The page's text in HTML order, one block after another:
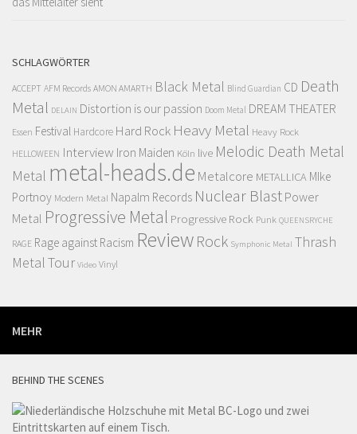
SCHLAGWÖRTER
ACCEPT AFM Records AMON AMARTH Black Metal Blind Guardian CD Death
Metal DELAIN Distortion is our passion Doom Metal DREAM THEATER
Essen Festival Hardcore Hard Rock Heavy Metal Heavy Rock
HELLOWEEN Interview Iron Maiden Köln live Melodic Death Metal
Metal metal-heads.de Metalcore METALLICA MIke
Portnoy Modern Metal Napalm Records Nuclear Blast Power
Metal Progressive Metal Progressive Rock Punk QUEENSRYCHE
RAGE Rage against Racism Review Rock Symphonic Metal Thrash
MetalTour Video Vinyl
MEHR
BEHIND THE SCENES